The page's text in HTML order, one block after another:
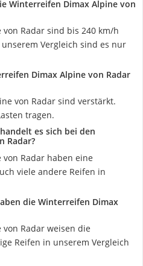
Winterreifen Dimax Alpine von
Radar sind bis 240 km/h
Vergleich sind es nur
Dimax Alpine von Radar
von Radar sind verstärkt.
tragen.
es sich bei den
Radar?
Radar haben eine
viele andere Reifen in
die Winterreifen Dimax
Radar weisen die
Reifen in unserem Vergleich